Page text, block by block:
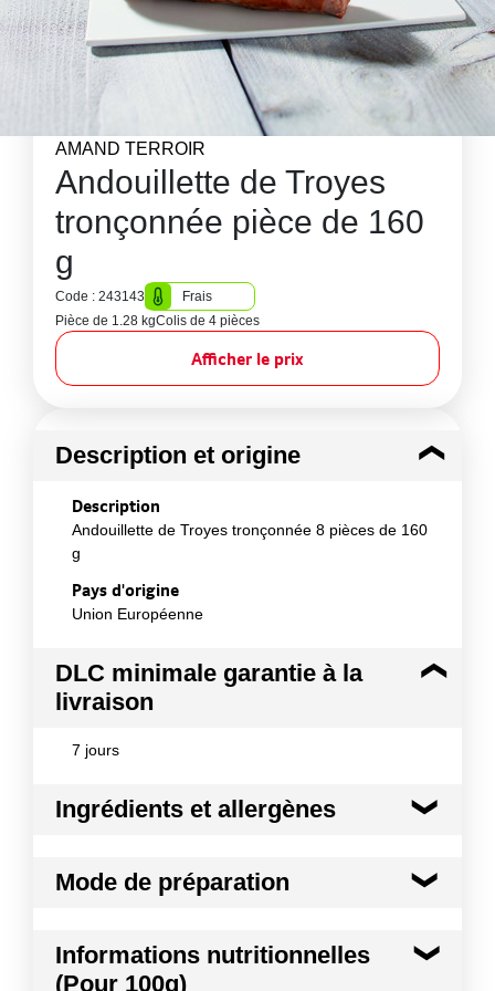
AMAND TERROIR
Andouillette de Troyes
tronçonnée pièce de 160
g
Code : 243143
Frais
Pièce de 1.28 kgColis de 4 pièces
Afficher le prix
Description et origine
Description
Andouillette de Troyes tronçonnée 8 pièces de 160
g
Pays d'origine
Union Européenne
DLC minimale garantie à la
livraison
7 jours
Ingrédients et allergènes
Chaudin et estomac de porc, oignon, glace, sel,
Enveloppes : collagène et chaudin de porc *Abats
de porc, origine France et UE
Mode de préparation
Informations nutritionnelles
(Pour 100g)